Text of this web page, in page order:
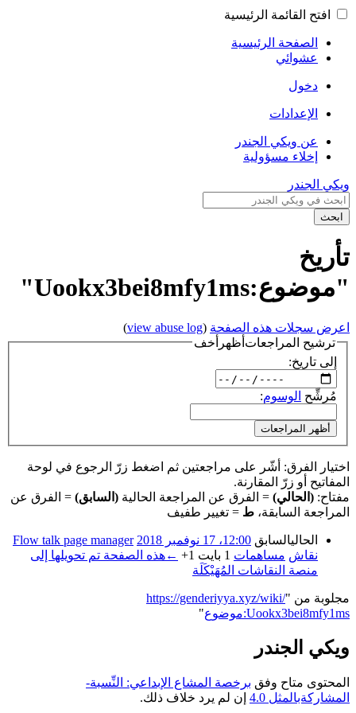
افتح القائمة الرئيسية
الصفحة الرئيسية
عشوائي
دخول
الإعدادات
عن ويكي الجندر
إخلاء مسؤولية
ويكي الجندر
ابحث
تأريخ
"موضوع:Uookx3bei8mfy1ms"
اعرض سجلات هذه الصفحة (
view abuse log
)
ترشيح المراجعات أظهر أخف
إلى تاريخ:
مُرشِّح الوسوم:
أظهر المراجعات
اختيار الفرق: أشّر على مراجعتين ثم اضغط زرّ الرجوع في لوحة
المفاتيح أو زرّ المقارنة.
مفتاح: (الحالي) = الفرق عن المراجعة الحالية (السابق) = الفرق عن
المراجعة السابقة، ط = تغيير طفيف
الحاليالسابق 12:00، 17 نوفمبر 2018 ‏
Flow talk page manager
نقاش مساهمات 1 بايت +1 ←‏هذه الصفحة تم تحويلها إلى
منصة النقاشات المُهَيْكَلَة
مجلوبة من "https://genderiyya.xyz/wiki/
موضوع:Uookx3bei8mfy1ms
"
ويكي الجندر
المحتوى متاح وفق برخصة المشاع الإبداعي: النِّسبة-
المشاركةبالمثل 4.0
إن لم يرد خلاف ذلك.